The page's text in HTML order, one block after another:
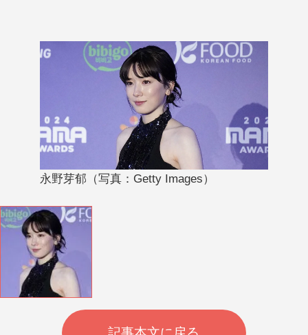
永野芽郁（写真：Getty Images）